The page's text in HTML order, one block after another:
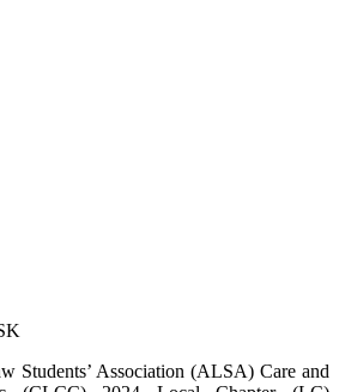
Students’ Association (ALSA) Care and